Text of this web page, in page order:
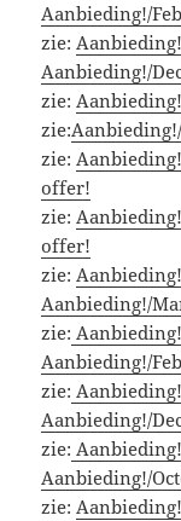
Aanbieding!/
zie:
Aanbieding!/
zie:
zie:
zie:
offer!
zie:
offer!
zie:
Aanbieding!/
zie:
Aanbieding!/
zie:
Aanbieding!/
zie:
Aanbieding!/
zie: